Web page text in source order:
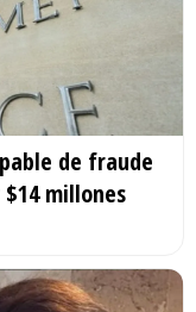
de fraude
millones